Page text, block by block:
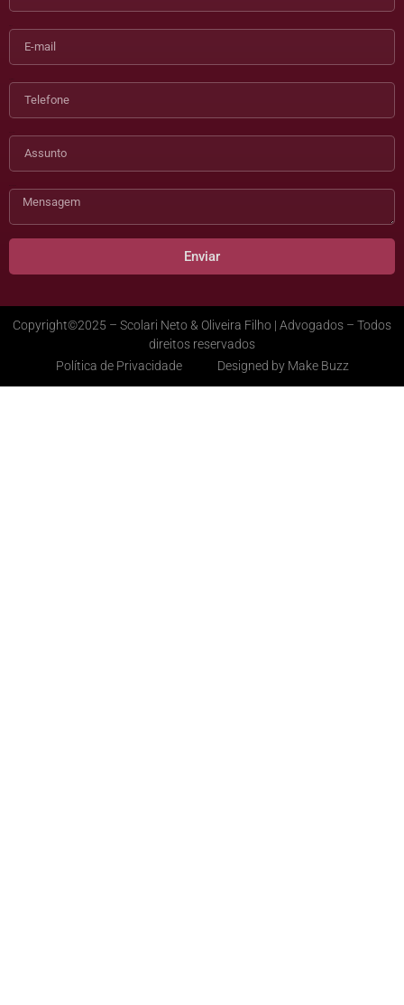
Enviar
Copyright©2025 – Scolari Neto & Oliveira Filho | Advogados – Todos
direitos reservados
Política de Privacidade
Designed by Make Buzz